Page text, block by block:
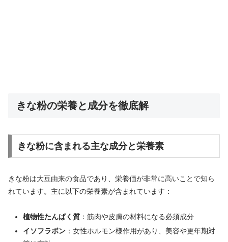
きな粉の栄養と成分を徹底解
きな粉に含まれる主な成分と栄養素
きな粉は大豆由来の食品であり、栄養価が非常に高いことで知ら
れています。主に以下の栄養素が含まれています：
植物性たんぱく質：筋肉や皮膚の材料になる必須成分
イソフラボン：女性ホルモン様作用があり、美容や更年期対